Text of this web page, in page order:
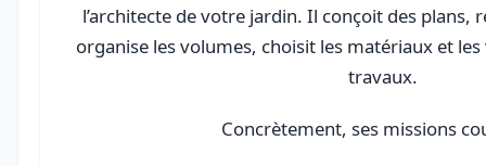
l’architecte de votre jardin. Il conçoit des plans,
organise les volumes, choisit les matériaux et
travaux.
Concrètement, ses missions